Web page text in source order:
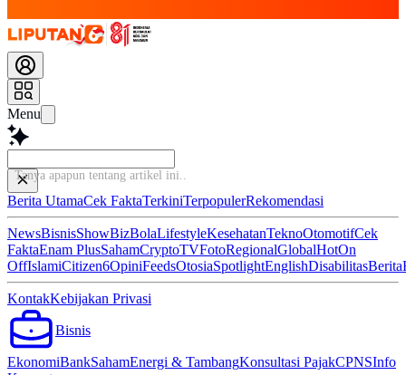
Menu
Tanya apapun tentang artikel
Berita UtamaCek FaktaTerkiniTerpopulerRekomendasi
NewsBisnisShowBizBolaLifestyleKesehatanTeknoOtomotifCek
FaktaEnam PlusSahamCryptoTVFotoRegionalGlobalHotOn
OffIslamiCitizen6OpiniFeedsOtosiaSpotlightEnglishDisabilitasBerita
KontakKebijakan Privasi
Bisnis
EkonomiBankSahamEnergi & TambangKonsultasi PajakCPNSInfo